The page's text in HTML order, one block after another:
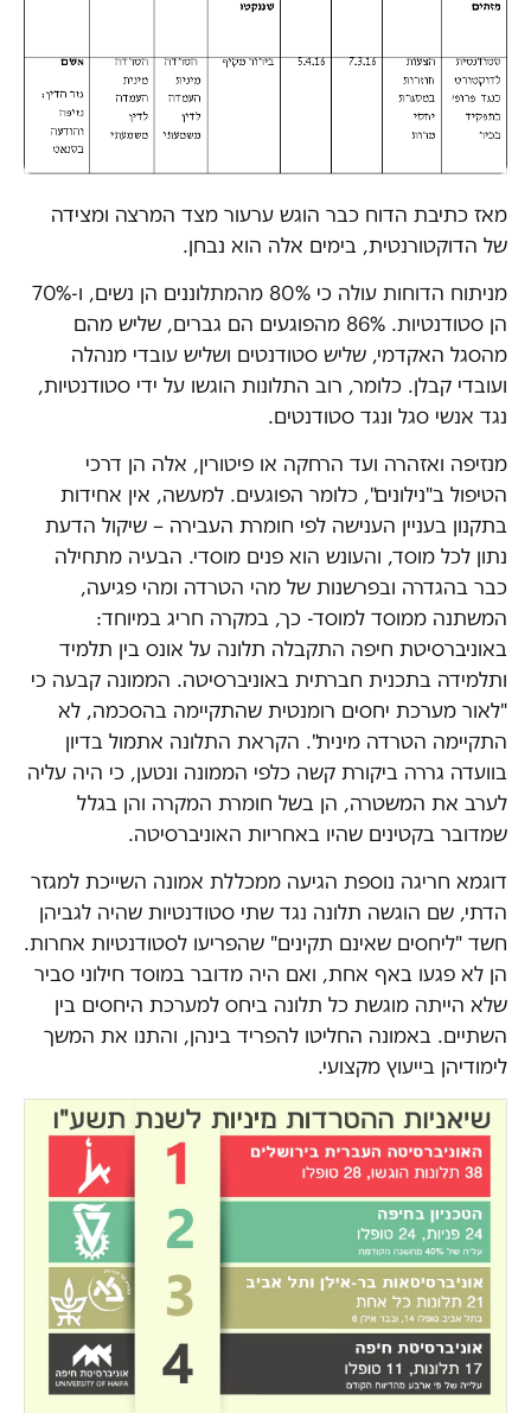
מאז כתיבת הדוח כבר הוגש ערעור מצד המרצה ומצידה
של הדוקטורנטית, בימים אלה הוא נבחן.
מניתוח הדוחות עולה כי 80% מהמתלוננים הן נשים, ו-70%
הן סטודנטיות. 86% מהפוגעים הם גברים, שליש מהם
מהסגל האקדמי, שליש סטודנטים ושליש עובדי מנהלה
ועובדי קבלן. כלומר, רוב התלונות הוגשו על ידי סטודנטיות,
נגד אנשי סגל ונגד סטודנטים.
מנזיפה ואזהרה ועד הרחקה או פיטורין, אלה הן דרכי
הטיפול ב"נילונים", כלומר הפוגעים. למעשה, אין אחידות
בתקנון בעניין הענישה לפי חומרת העבירה – שיקול הדעת
נתון לכל מוסד, והעונש הוא פנים מוסדי. הבעיה מתחילה
כבר בהגדרה ובפרשנות של מהי הטרדה ומהי פגיעה,
המשתנה ממוסד למוסד- כך, במקרה חריג במיוחד:
באוניברסיטת חיפה התקבלה תלונה על אונס בין תלמיד
ותלמידה בתכנית חברתית באוניברסיטה. הממונה קבעה כי
"לאור מערכת יחסים רומנטית שהתקיימה בהסכמה, לא
התקיימה הטרדה מינית". הקראת התלונה אתמול בדיון
בוועדה גררה ביקורת קשה כלפי הממונה ונטען, כי היה עליה
לערב את המשטרה, הן בשל חומרת המקרה והן בגלל
שמדובר בקטינים שהיו באחריות האוניברסיטה.
דוגמא חריגה נוספת הגיעה ממכללת אמונה השייכת למגזר
הדתי, שם הוגשה תלונה נגד שתי סטודנטיות שהיה לגביהן
חשד "ליחסים שאינם תקינים" שהפריעו לסטודנטיות אחרות.
הן לא פגעו באף אחת, ואם היה מדובר במוסד חילוני סביר
שלא הייתה מוגשת כל תלונה ביחס למערכת היחסים בין
השתיים. באמונה החליטו להפריד בינהן, והתנו את המשך
לימודיהן בייעוץ מקצועי.